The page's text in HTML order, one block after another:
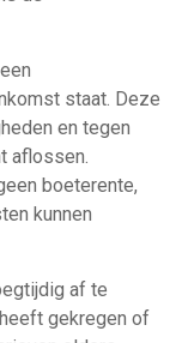
staat. Deze
en tegen
aflossen.
boeterente,
kunnen
af te
gekregen of